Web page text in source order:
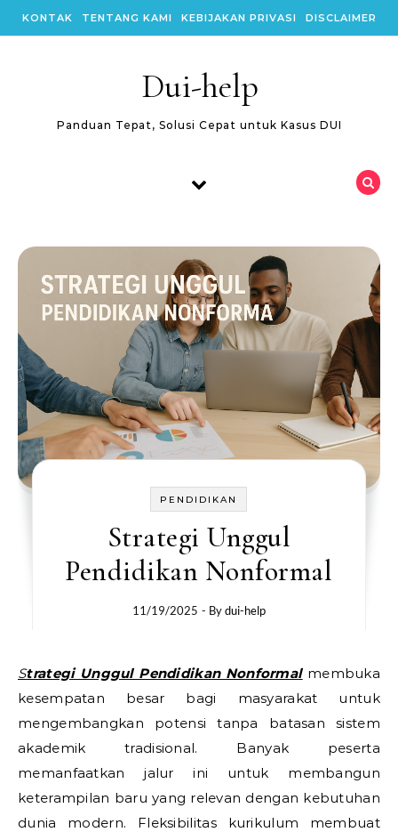
KONTAK TENTANG KAMI KEBIJAKAN PRIVASI DISCLAIMER
Dui-help
Panduan Tepat, Solusi Cepat untuk Kasus DUI
PENDIDIKAN
Strategi Unggul
Pendidikan Nonformal
11/19/2025 - Bydui-help
Strategi Unggul Pendidikan Nonformalmembuka
kesempatan besar bagi masyarakat untuk
mengembangkan potensi tanpa batasan sistem
akademik tradisional. Banyak peserta
memanfaatkan jalur ini untuk membangun
keterampilan baru yang relevan dengan kebutuhan
dunia modern. Fleksibilitas kurikulum membuat